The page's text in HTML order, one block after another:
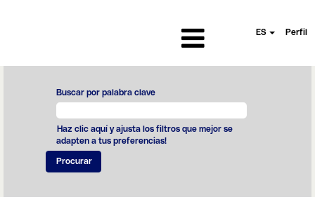
ES Perfil
Buscar por palabra clave
Haz clic aquí y ajusta los filtros que mejor se
adapten a tus preferencias!